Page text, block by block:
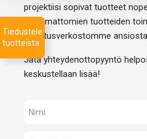
projektiisi sopivat tuotteet
listaamattomien tuotteiden
toimitusverkostomme
Jätä yhteydenottopyyntö
keskustellaan lisää!
Tiedustele
tuotteista